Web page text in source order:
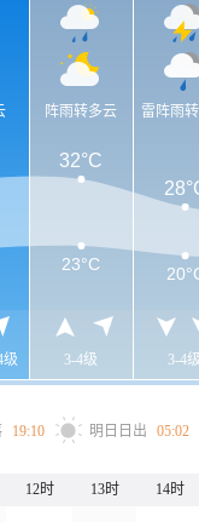
级
阵雨转多云
3-4级
雷阵雨
3-4
32°C
23°C
19:10 明日日出 05:02
12时 13时 14时